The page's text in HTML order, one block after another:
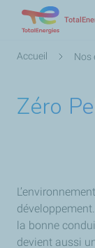
Fil
Accueil Nos
Zéro
la bonne
devient aussi